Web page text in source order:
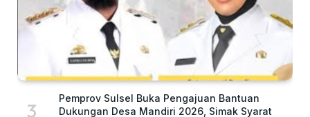
Pemprov Sulsel Buka Pengajuan Bantuan
Dukungan Desa Mandiri 2026, Simak Syarat